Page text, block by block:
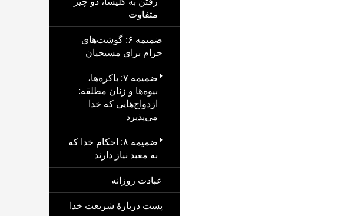
متفاوت
ضمیمه ۶: گوشت‌های
حرام برای مسیحیان
ضمیمه ۷: باکره‌ها،
بیوه‌ها و زنان مطلقه:
ازدواج‌هایی که خدا
می‌پذیرد
ضمیمه ۸: احکام خدا که
به معبد نیاز دارند
عبادت روزانه
پست دربارهٔ شریعت خدا